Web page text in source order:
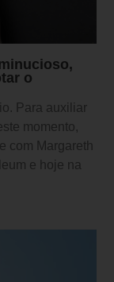
o
Para auxiliar
momento,
com Margareth
e hoje na